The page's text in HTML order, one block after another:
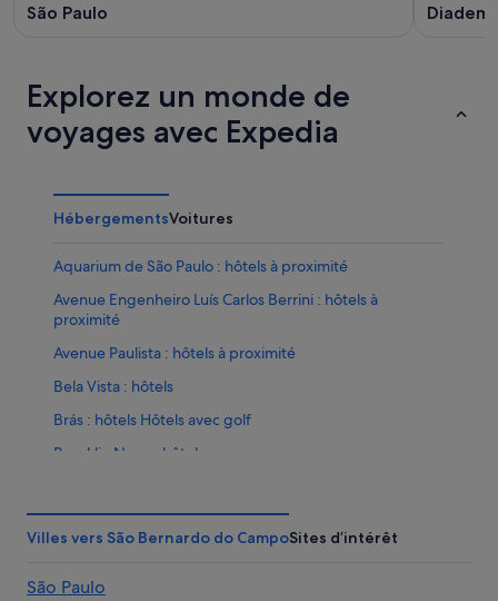
São Paulo
Explorez un monde de
voyages avec Expedia
HébergementsVoitures
Aquarium de São Paulo : hôtels à proximité
Avenue Engenheiro Luís Carlos Berrini : hôtels à
proximité
Avenue Paulista : hôtels à proximité
Bela Vista : hôtels
Brás : hôtels Hôtels avec golf
Brooklin Novo : hôtels
Campo Grande : hôtels Hôtels pas chers
Cidade Ademar : hôtels Hôtels avec golf
Villes vers São Bernardo do CampoSites d’intérêt
São Paulo